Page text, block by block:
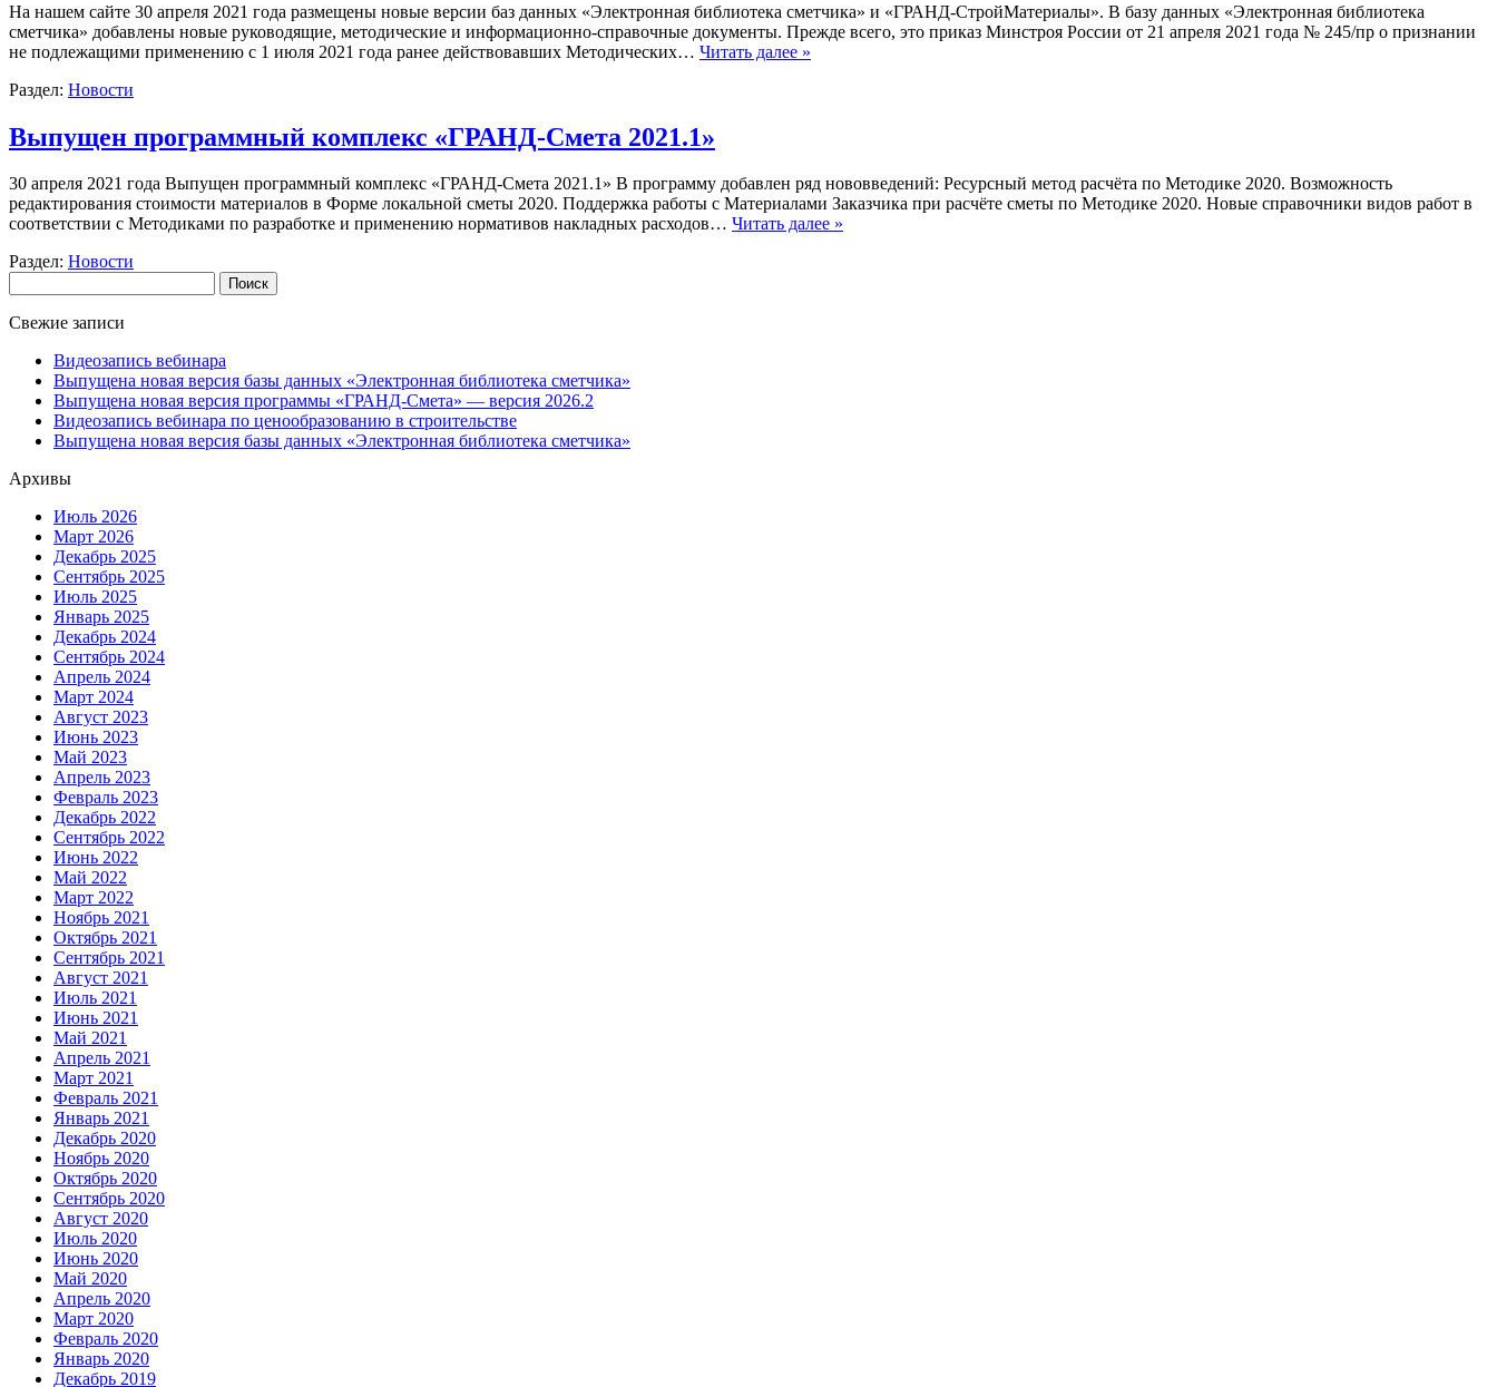
На нашем сайте 30 апреля 2021 года размещены новые версии баз данных «Электронная библиотека сметчика» и «ГРАНД-СтройМатериалы». В базу данных «Электронная библиотека
сметчика» добавлены новые руководящие, методические и информационно-справочные документы. Прежде всего, это приказ Минстроя России от 21 апреля 2021 года № 245/пр о признании
не подлежащими применению с 1 июля 2021 года ранее действовавших Методических… Читать далее »
Раздел: Новости
Выпущен программный комплекс «ГРАНД-Смета 2021.1»
30 апреля 2021 года Выпущен программный комплекс «ГРАНД-Смета 2021.1» В программу добавлен ряд нововведений: Ресурсный метод расчёта по Методике 2020. Возможность
редактирования стоимости материалов в Форме локальной сметы 2020. Поддержка работы с Материалами Заказчика при расчёте сметы по Методике 2020. Новые справочники видов работ в
соответствии с Методиками по разработке и применению нормативов накладных расходов… Читать далее »
Раздел: Новости
Свежие записи
Видеозапись вебинара
Выпущена новая версия базы данных «Электронная библиотека сметчика»
Выпущена новая версия программы «ГРАНД-Смета» — версия 2026.2
Видеозапись вебинара по ценообразованию в строительстве
Выпущена новая версия базы данных «Электронная библиотека сметчика»
Архивы
Июль 2026
Март 2026
Декабрь 2025
Сентябрь 2025
Июль 2025
Январь 2025
Декабрь 2024
Сентябрь 2024
Апрель 2024
Март 2024
Август 2023
Июнь 2023
Май 2023
Апрель 2023
Февраль 2023
Декабрь 2022
Сентябрь 2022
Июнь 2022
Май 2022
Март 2022
Ноябрь 2021
Октябрь 2021
Сентябрь 2021
Август 2021
Июль 2021
Июнь 2021
Май 2021
Апрель 2021
Март 2021
Февраль 2021
Январь 2021
Декабрь 2020
Ноябрь 2020
Октябрь 2020
Сентябрь 2020
Август 2020
Июль 2020
Июнь 2020
Май 2020
Апрель 2020
Март 2020
Февраль 2020
Январь 2020
Декабрь 2019